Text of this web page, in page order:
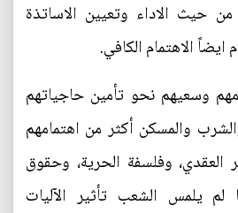
حيث الاداء وتعيين الاساتذة
ايضاً الاهتمام الكافي.
وسعيهم نحو تأمين حاجياتهم
والمسكن أكثر من اهتمامهم
العقدي، وفلسفة الحرية، وحقوق
لم يلمس الشعب تأثير الآليات